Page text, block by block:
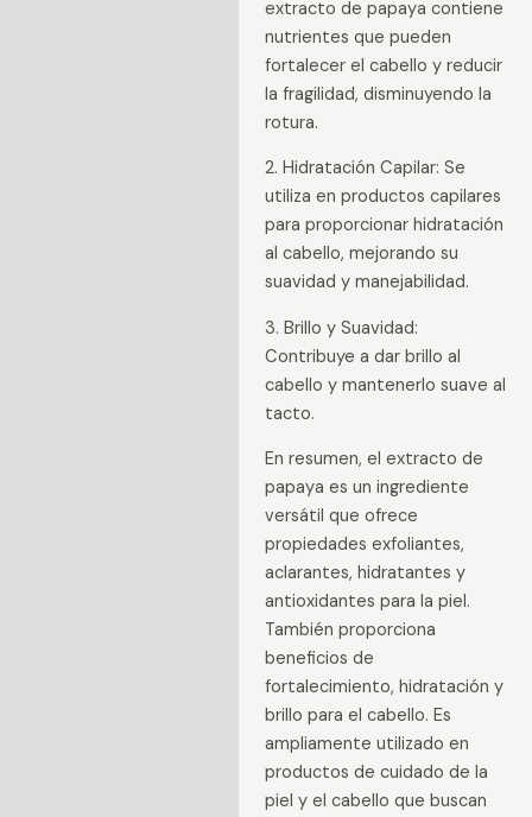
extracto de papaya contiene
nutrientes que pueden
fortalecer el cabello y reducir
la fragilidad, disminuyendo la
rotura.
2. Hidratación Capilar: Se
utiliza en productos capilares
para proporcionar hidratación
al cabello, mejorando su
suavidad y manejabilidad.
3. Brillo y Suavidad:
Contribuye a dar brillo al
cabello y mantenerlo suave al
tacto.
En resumen, el extracto de
papaya es un ingrediente
versátil que ofrece
propiedades exfoliantes,
aclarantes, hidratantes y
antioxidantes para la piel.
También proporciona
beneficios de
fortalecimiento, hidratación y
brillo para el cabello. Es
ampliamente utilizado en
productos de cuidado de la
piel y el cabello que buscan